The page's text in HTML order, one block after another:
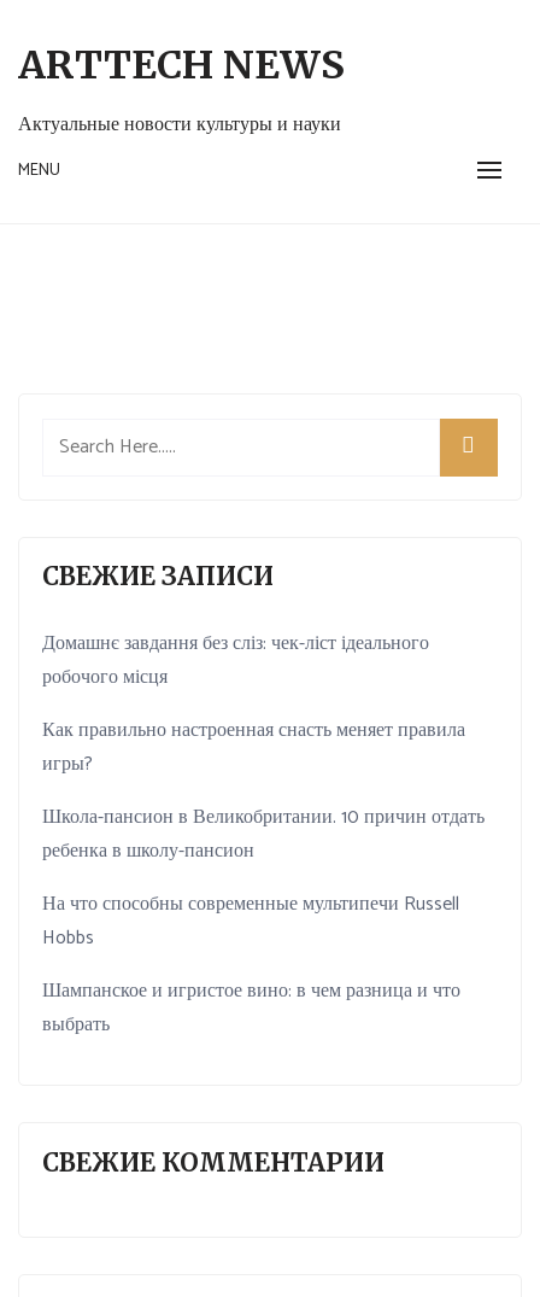
content
ARTTECH NEWS
Актуальные новости культуры и науки
MENU
СВЕЖИЕ ЗАПИСИ
Домашнє завдання без сліз: чек-ліст ідеального
робочого місця
Как правильно настроенная снасть меняет правила
игры?
Школа-пансион в Великобритании. 10 причин отдать
ребенка в школу-пансион
На что способны современные мультипечи Russell
Hobbs
Шампанское и игристое вино: в чем разница и что
выбрать
СВЕЖИЕ КОММЕНТАРИИ